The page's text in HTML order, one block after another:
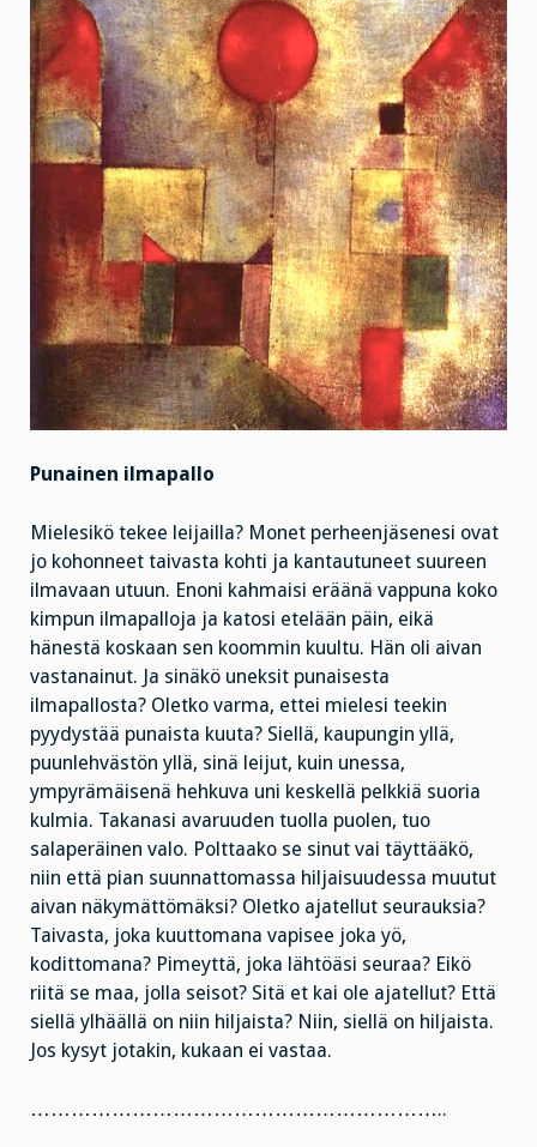
Punainen ilmapallo
Mielesikö tekee leijailla? Monet perheenjäsenesi ovat
jo kohonneet taivasta kohti ja kantautuneet suureen
ilmavaan utuun. Enoni kahmaisi eräänä vappuna koko
kimpun ilmapalloja ja katosi etelään päin, eikä
hänestä koskaan sen koommin kuultu. Hän oli aivan
vastanainut. Ja sinäkö uneksit punaisesta
ilmapallosta? Oletko varma, ettei mielesi teekin
pyydystää punaista kuuta? Siellä, kaupungin yllä,
puunlehvästön yllä, sinä leijut, kuin unessa,
ympyrämäisenä hehkuva uni keskellä pelkkiä suoria
kulmia. Takanasi avaruuden tuolla puolen, tuo
salaperäinen valo. Polttaako se sinut vai täyttääkö,
niin että pian suunnattomassa hiljaisuudessa muutut
aivan näkymättömäksi? Oletko ajatellut seurauksia?
Taivasta, joka kuuttomana vapisee joka yö,
kodittomana? Pimeyttä, joka lähtöäsi seuraa? Eikö
riitä se maa, jolla seisot? Sitä et kai ole ajatellut? Että
siellä ylhäällä on niin hiljaista? Niin, siellä on hiljaista.
Jos kysyt jotakin, kukaan ei vastaa.
……………………………………………………..